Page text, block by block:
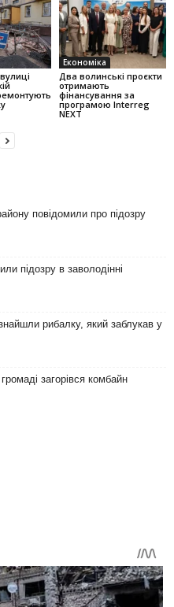
Економіка
Два волинські проєкти
отримають
фінансування за
програмою Interreg
NEXT
повідомили про підозру
підозру в заволодінні
рибалку, який заблукав у
загорівся комбайн